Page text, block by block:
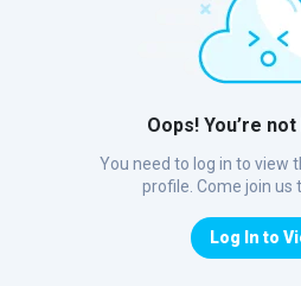
Oops! You’re
You need to log in to view
profile. Come join us
Log In to